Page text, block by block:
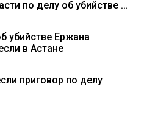
по делу об убийстве и
убийстве Ержана
в Астане
приговор по делу